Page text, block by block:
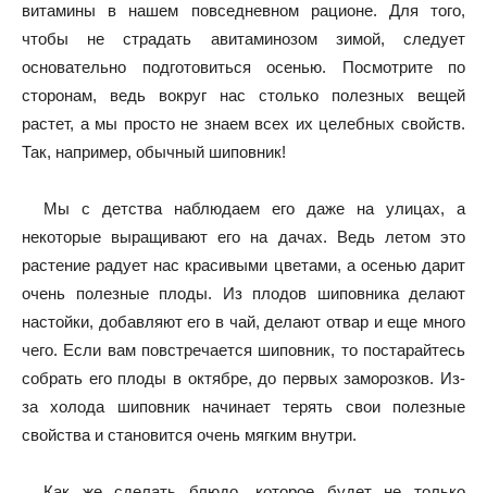
витамины в нашем повседневном рационе. Для того,
чтобы не страдать авитаминозом зимой, следует
основательно подготовиться осенью. Посмотрите по
сторонам, ведь вокруг нас столько полезных вещей
растет, а мы просто не знаем всех их целебных свойств.
Так, например, обычный шиповник!
Мы с детства наблюдаем его даже на улицах, а
некоторые выращивают его на дачах. Ведь летом это
растение радует нас красивыми цветами, а осенью дарит
очень полезные плоды. Из плодов шиповника делают
настойки, добавляют его в чай, делают отвар и еще много
чего. Если вам повстречается шиповник, то постарайтесь
собрать его плоды в октябре, до первых заморозков. Из-
за холода шиповник начинает терять свои полезные
свойства и становится очень мягким внутри.